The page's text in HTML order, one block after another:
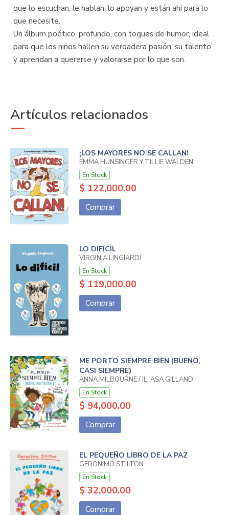
que lo escuchan, le hablan, lo apoyan y están ahí para lo
que necesite.
Un álbum poético, profundo, con toques de humor, ideal
para que los niños hallen su verdadera pasión, su talento
y aprendan a quererse y valorarse por lo que son.
Artículos relacionados
¡LOS MAYORES NO SE CALLAN!
EMMA HUNSINGER Y TILLIE WALDEN
En Stock
$ 122,000.00
Comprar
LO DIFÍCIL
VIRGINIA LINGIARDI
En Stock
$ 119,000.00
Comprar
ME PORTO SIEMPRE BIEN (BUENO,
CASI SIEMPRE)
ANNA MILBOURNE / IL. ASA GILLAND
En Stock
$ 94,000.00
Comprar
EL PEQUEÑO LIBRO DE LA PAZ
GERONIMO STILTON
En Stock
$ 32,000.00
Comprar